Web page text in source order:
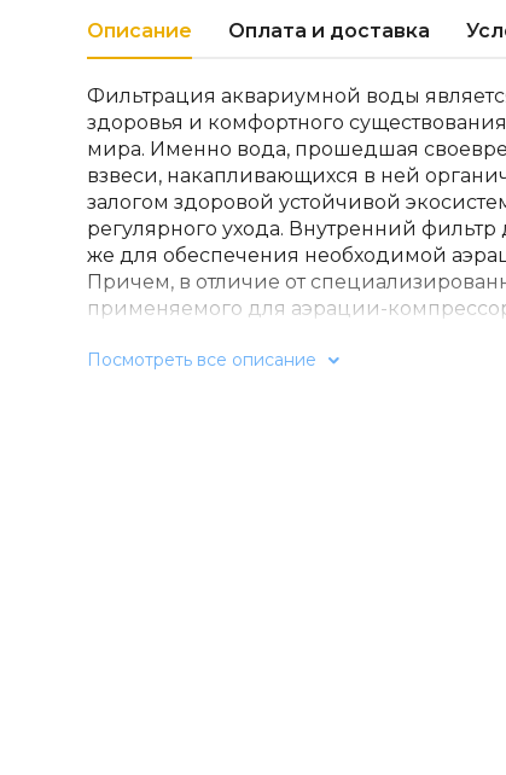
Описание Оплата и доставка
Фильтрация аквариумной воды
здоровья и комфортного
мира. Именно вода, прошедшая
взвеси, накапливающихся в ней
залогом здоровой устойчивой
регулярного ухода. Внутренний фильтр
же для обеспечения необходимой
Причем, в отличие от
применяемого для аэрации-
особенности:-Обладает
Посмотреть все описание